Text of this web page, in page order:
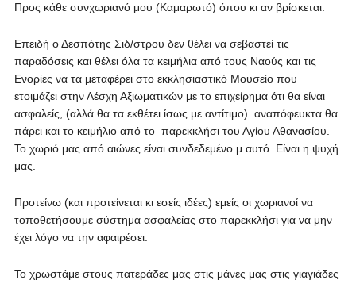
Προς κάθε συνχωριανό μου (Καμαρωτό) όπου κι αν βρίσκεται:
Επειδή ο Δεσπότης Σιδ/στρου δεν θέλει να σεβαστεί τις
παραδόσεις και θέλει όλα τα κειμήλια από τους Ναούς και τις
Ενορίες να τα μεταφέρει στο εκκλησιαστικό Μουσείο που
ετοιμάζει στην Λέσχη Αξιωματικών με το επιχείρημα ότι θα είναι
ασφαλείς, (αλλά θα τα εκθέτει ίσως με αντίτιμο) αναπόφευκτα θα
πάρει και το κειμήλιο από το παρεκκλήσι του Αγίου Αθανασίου.
Το χωριό μας από αιώνες είναι συνδεδεμένο μ αυτό. Είναι η ψυχή
μας.
Προτείνω (και προτείνεται κι εσείς ιδέες) εμείς οι χωριανοί να
τοποθετήσουμε σύστημα ασφαλείας στο παρεκκλήσι για να μην
έχει λόγο να την αφαιρέσει.
Το χρωστάμε στους πατεράδες μας στις μάνες μας στις γιαγιάδες